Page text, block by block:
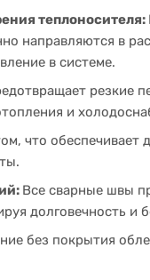
теплоносителя:
направляются в
в системе.
резкие
и
что обеспечивает
Все сварные швы
долговечность и
без покрытия